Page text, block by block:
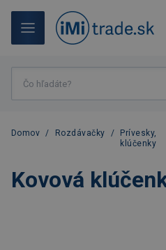
Domov / Rozdávačky /
Prívesky,
klúčenky
Kovová